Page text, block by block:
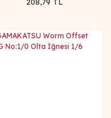
208,79 TL